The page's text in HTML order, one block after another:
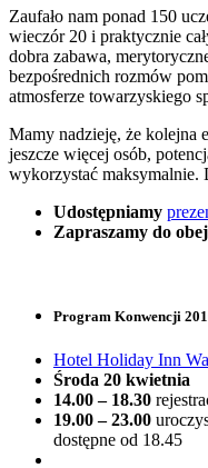
Zaufało nam ponad 150
wieczór 20 i praktycznie
dobra zabawa,
bezpośrednich rozmów
atmosferze towarzyskiego
Mamy nadzieję, że kolejna
jeszcze więcej osób,
wykorzystać maksymalnie.
Udostępniamy
Zapraszamy do
Program Konwencji
Hotel Holiday Inn
Środa 20 kwietnia
14.00 – 18.30
19.00 – 23.00
dostępne od 18.45